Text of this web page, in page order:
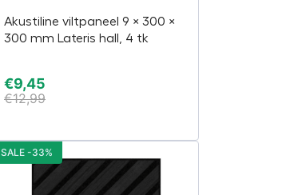
Akustiline viltpaneel 9 × 300 ×
300 mm Lateris hall, 4 tk
€9,45
€12,99
SALE -33%